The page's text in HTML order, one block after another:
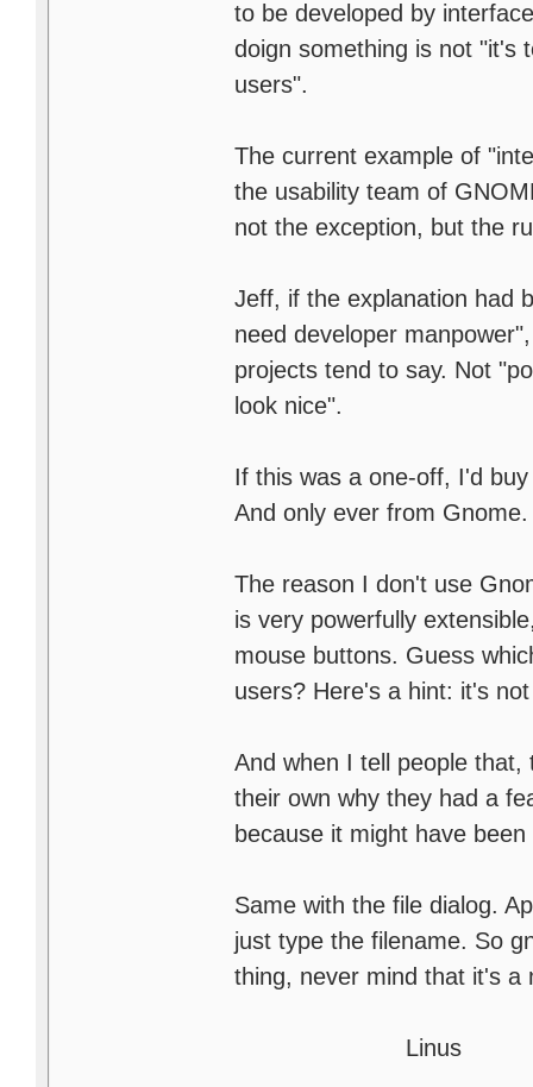
to be developed by
doign something is not "it's
users".
The current example of
the usability team of
not the exception, but the
Jeff, if the explanation had
need developer
projects tend to say. Not
look nice".
If this was a one-off, I'd
And only ever from Gnome.
The reason I don't use
is very powerfully
mouse buttons. Guess
users? Here's a hint: it's
And when I tell people
their own why they had a
because it might have
Same with the file dialog.
just type the filename. So
thing, never mind that it's a
Linus